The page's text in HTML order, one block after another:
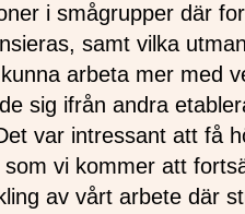
i smågrupper där
samt vilka
arbeta mer med
sig ifrån andra
var intressant att få
vi kommer att
av vårt arbete där